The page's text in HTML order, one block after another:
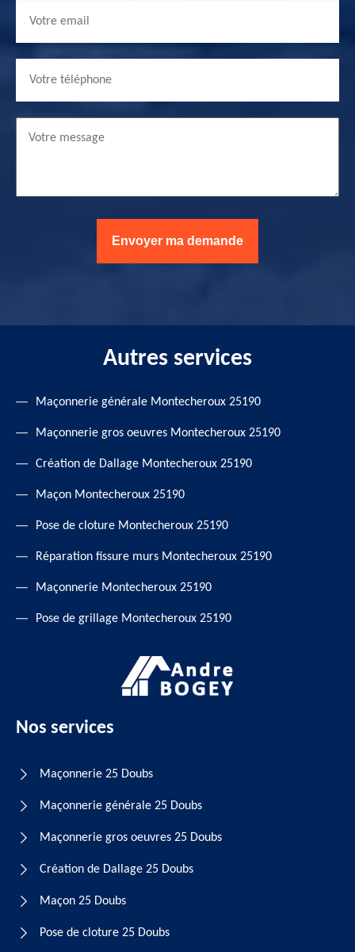
Autres services
Maçonnerie générale Montecheroux 25190
Maçonnerie gros oeuvres Montecheroux 25190
Création de Dallage Montecheroux 25190
Maçon Montecheroux 25190
Pose de cloture Montecheroux 25190
Réparation fissure murs Montecheroux 25190
Maçonnerie Montecheroux 25190
Pose de grillage Montecheroux 25190
Nos services
Maçonnerie 25 Doubs
Maçonnerie générale 25 Doubs
Maçonnerie gros oeuvres 25 Doubs
Création de Dallage 25 Doubs
Maçon 25 Doubs
Pose de cloture 25 Doubs